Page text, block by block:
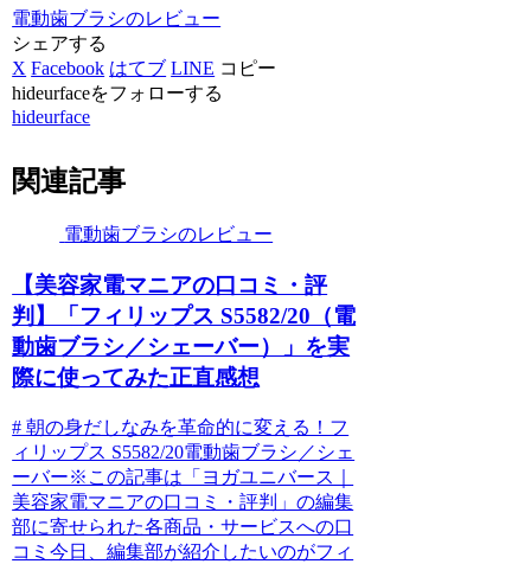
電動歯ブラシのレビュー
シェアする
X Facebook はてブ LINE コピー
hideurfaceをフォローする
hideurface
関連記事
電動歯ブラシのレビュー
【美容家電マニアの口コミ・評
判】「フィリップス S5582/20（電
動歯ブラシ／シェーバー）」を実
際に使ってみた正直感想
# 朝の身だしなみを革命的に変える！フ
ィリップス S5582/20電動歯ブラシ／シェ
ーバー※この記事は「ヨガユニバース｜
美容家電マニアの口コミ・評判」の編集
部に寄せられた各商品・サービスへの口
コミ今日、編集部が紹介したいのがフィ